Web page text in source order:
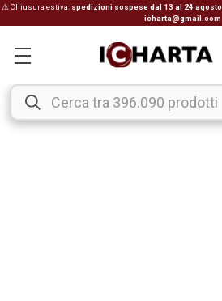
⚠ Chiusura estiva: spedizioni sospese dal 13 al 24 agosto
icharta@gmail.com